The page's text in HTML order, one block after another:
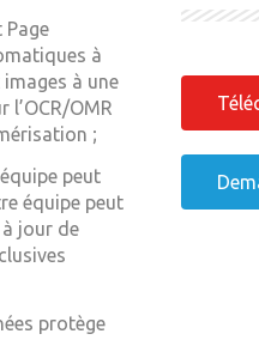
Page
à
à une
OMR
;
peut
équipe peut
jour de
protège